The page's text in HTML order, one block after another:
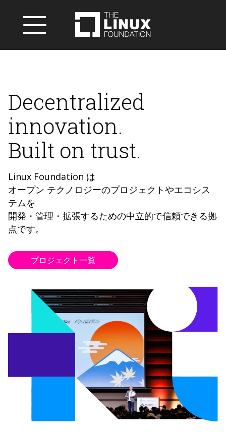
Decentralized
innovation.
Built on trust.
Linux Foundation は
オープン テクノロジーのプロジェクトやエコシス
テムを
開発・管理・拡張するための中立的で信頼できる拠
点です。
プロジェクト一覧